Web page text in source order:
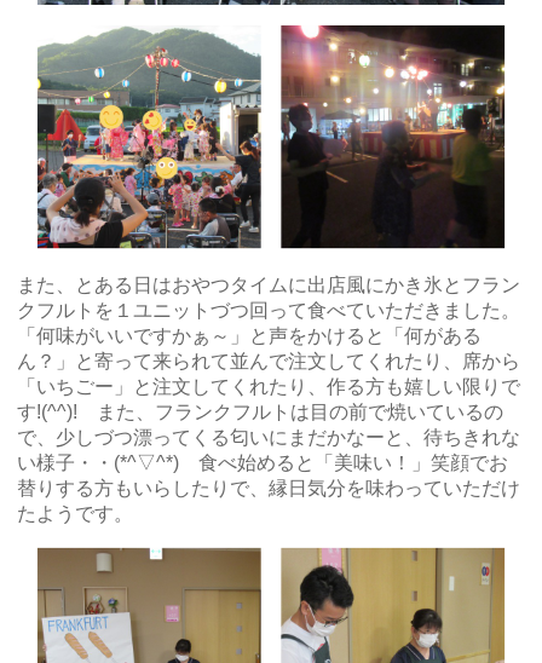
また、とある日はおやつタイムに出店風にかき氷とフラン
クフルトを１ユニットづつ回って食べていただきました。
「何味がいいですかぁ～」と声をかけると「何がある
ん？」と寄って来られて並んで注文してくれたり、席から
「いちごー」と注文してくれたり、作る方も嬉しい限りで
す!(^^)! また、フランクフルトは目の前で焼いているの
で、少しづつ漂ってくる匂いにまだかなーと、待ちきれな
い様子・・(*^▽^*) 食べ始めると「美味い！」笑顔でお
替りする方もいらしたりで、縁日気分を味わっていただけ
たようです。